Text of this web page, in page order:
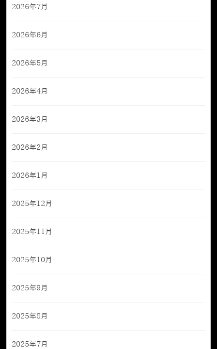
2026年7月
2026年6月
2026年5月
2026年4月
2026年3月
2026年2月
2026年1月
2025年12月
2025年11月
2025年10月
2025年9月
2025年8月
2025年7月